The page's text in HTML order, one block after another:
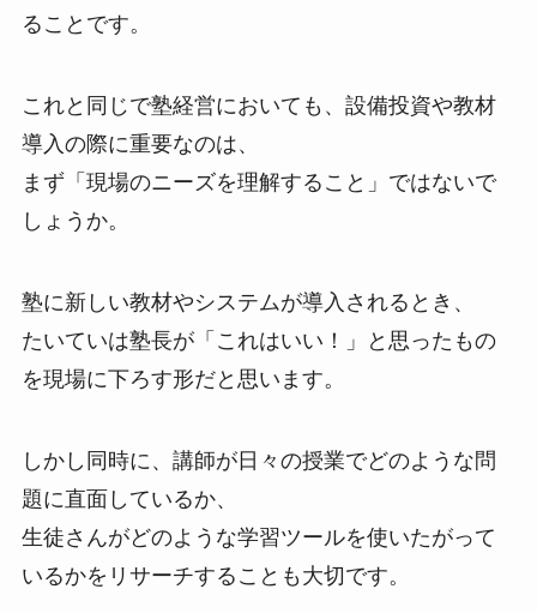
ることです。
これと同じで塾経営においても、設備投資や教材
導入の際に重要なのは、
まず「現場のニーズを理解すること」ではないで
しょうか。
塾に新しい教材やシステムが導入されるとき、
たいていは塾長が「これはいい！」と思ったもの
を現場に下ろす形だと思います。
しかし同時に、講師が日々の授業でどのような問
題に直面しているか、
生徒さんがどのような学習ツールを使いたがって
いるかをリサーチすることも大切です。